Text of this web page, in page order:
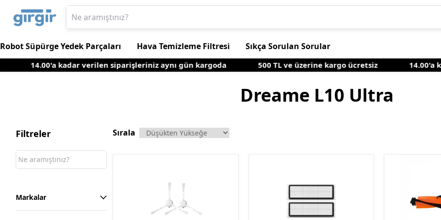
Robot Süpürge Yedek Parçaları Hava Temizleme Filtresi Sıkça Sorulan Sorular
14.00'a kadar verilen siparişleriniz aynı gün kargoda 500 TL ve üzerine kargo ücretsiz 14.00'a
Dreame L10 Ultra
Filtreler
Markalar
Sırala